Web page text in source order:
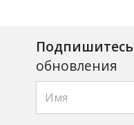
Подпишитесь
обновления